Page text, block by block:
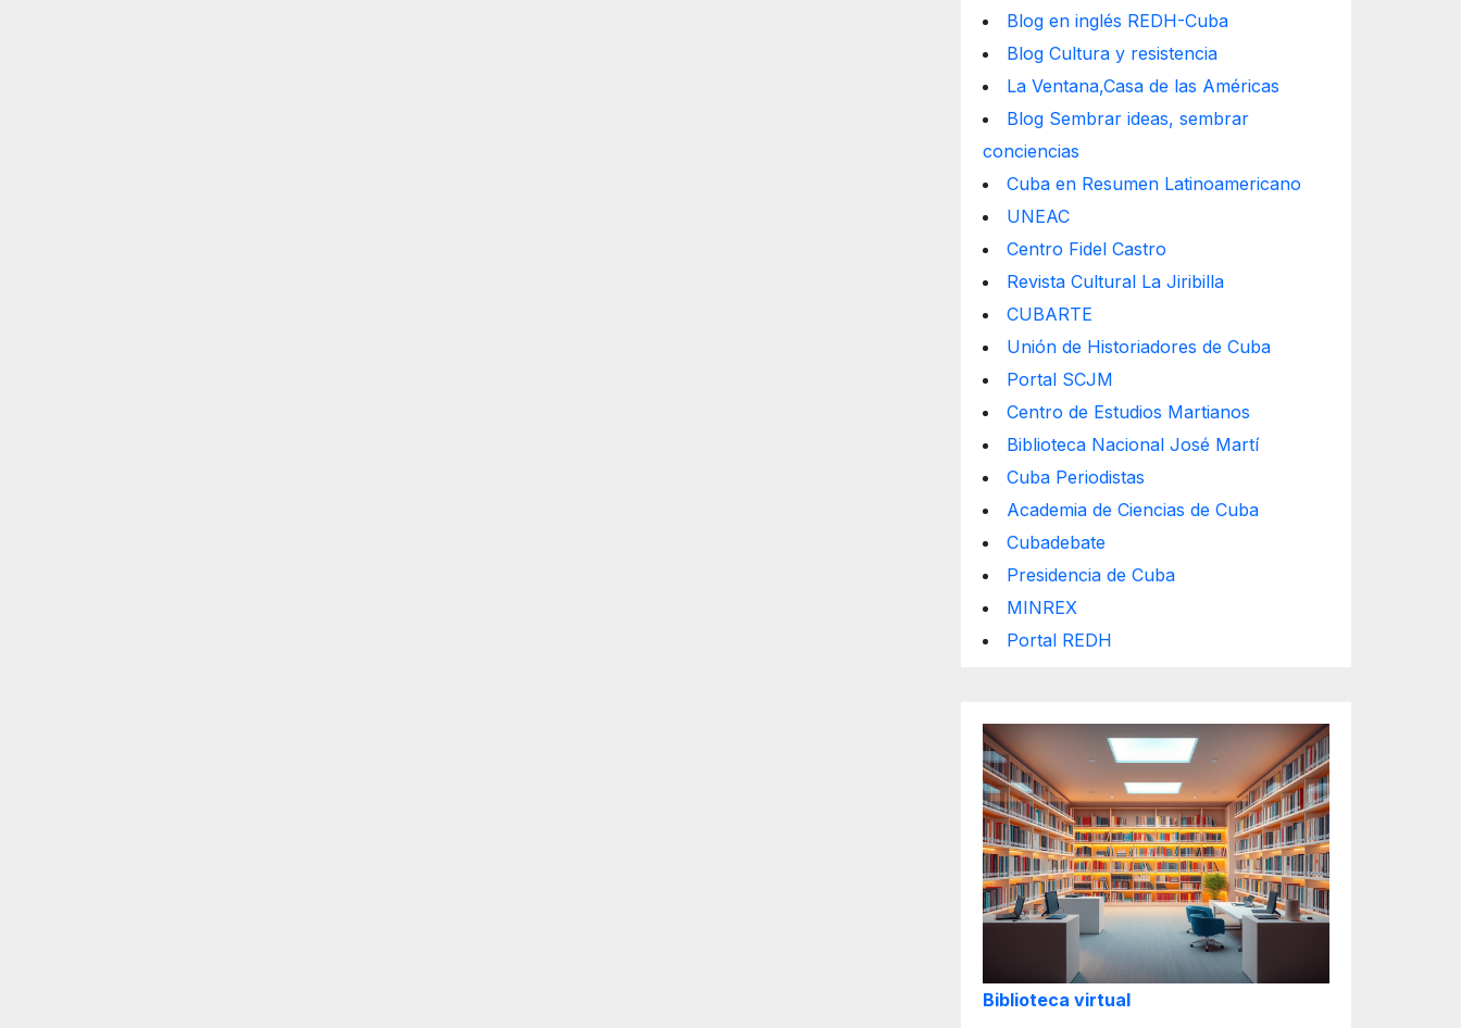
Blog en inglés REDH-Cuba
Blog Cultura y resistencia
La Ventana,Casa de las Américas
Blog Sembrar ideas, sembrar
conciencias
Cuba en Resumen Latinoamericano
UNEAC
Centro Fidel Castro
Revista Cultural La Jiribilla
CUBARTE
Unión de Historiadores de Cuba
Portal SCJM
Centro de Estudios Martianos
Biblioteca Nacional José Martí
Cuba Periodistas
Academia de Ciencias de Cuba
Cubadebate
Presidencia de Cuba
MINREX
Portal REDH
Biblioteca virtual